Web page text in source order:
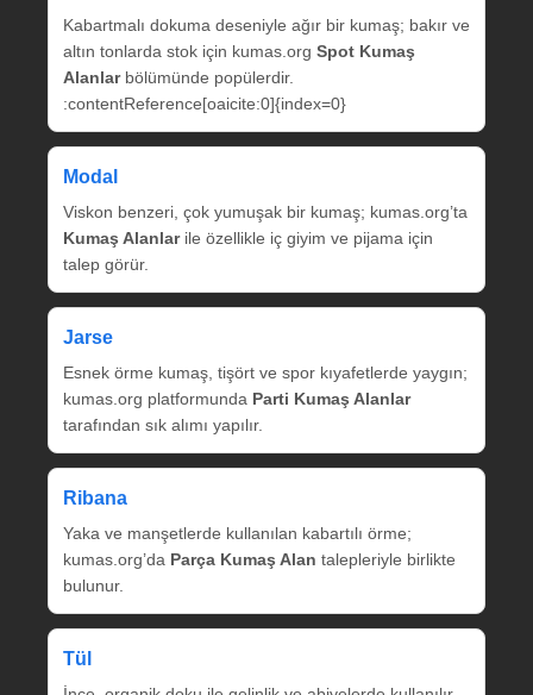
Kabartmalı dokuma deseniyle ağır bir kumaş; bakır ve
altın tonlarda stok için kumas.org Spot Kumaş
Alanlarbölümünde popülerdir.
:contentReference[oaicite:0]{index=0}
Modal
Viskon benzeri, çok yumuşak bir kumaş; kumas.org’ta
Kumaş Alanlarile özellikle iç giyim ve pijama için
talep görür.
Jarse
Esnek örme kumaş, tişört ve spor kıyafetlerde yaygın;
kumas.org platformunda Parti Kumaş Alanlar
tarafından sık alımı yapılır.
Ribana
Yaka ve manşetlerde kullanılan kabartılı örme;
kumas.org’da Parça Kumaş Alan talepleriyle birlikte
bulunur.
Tül